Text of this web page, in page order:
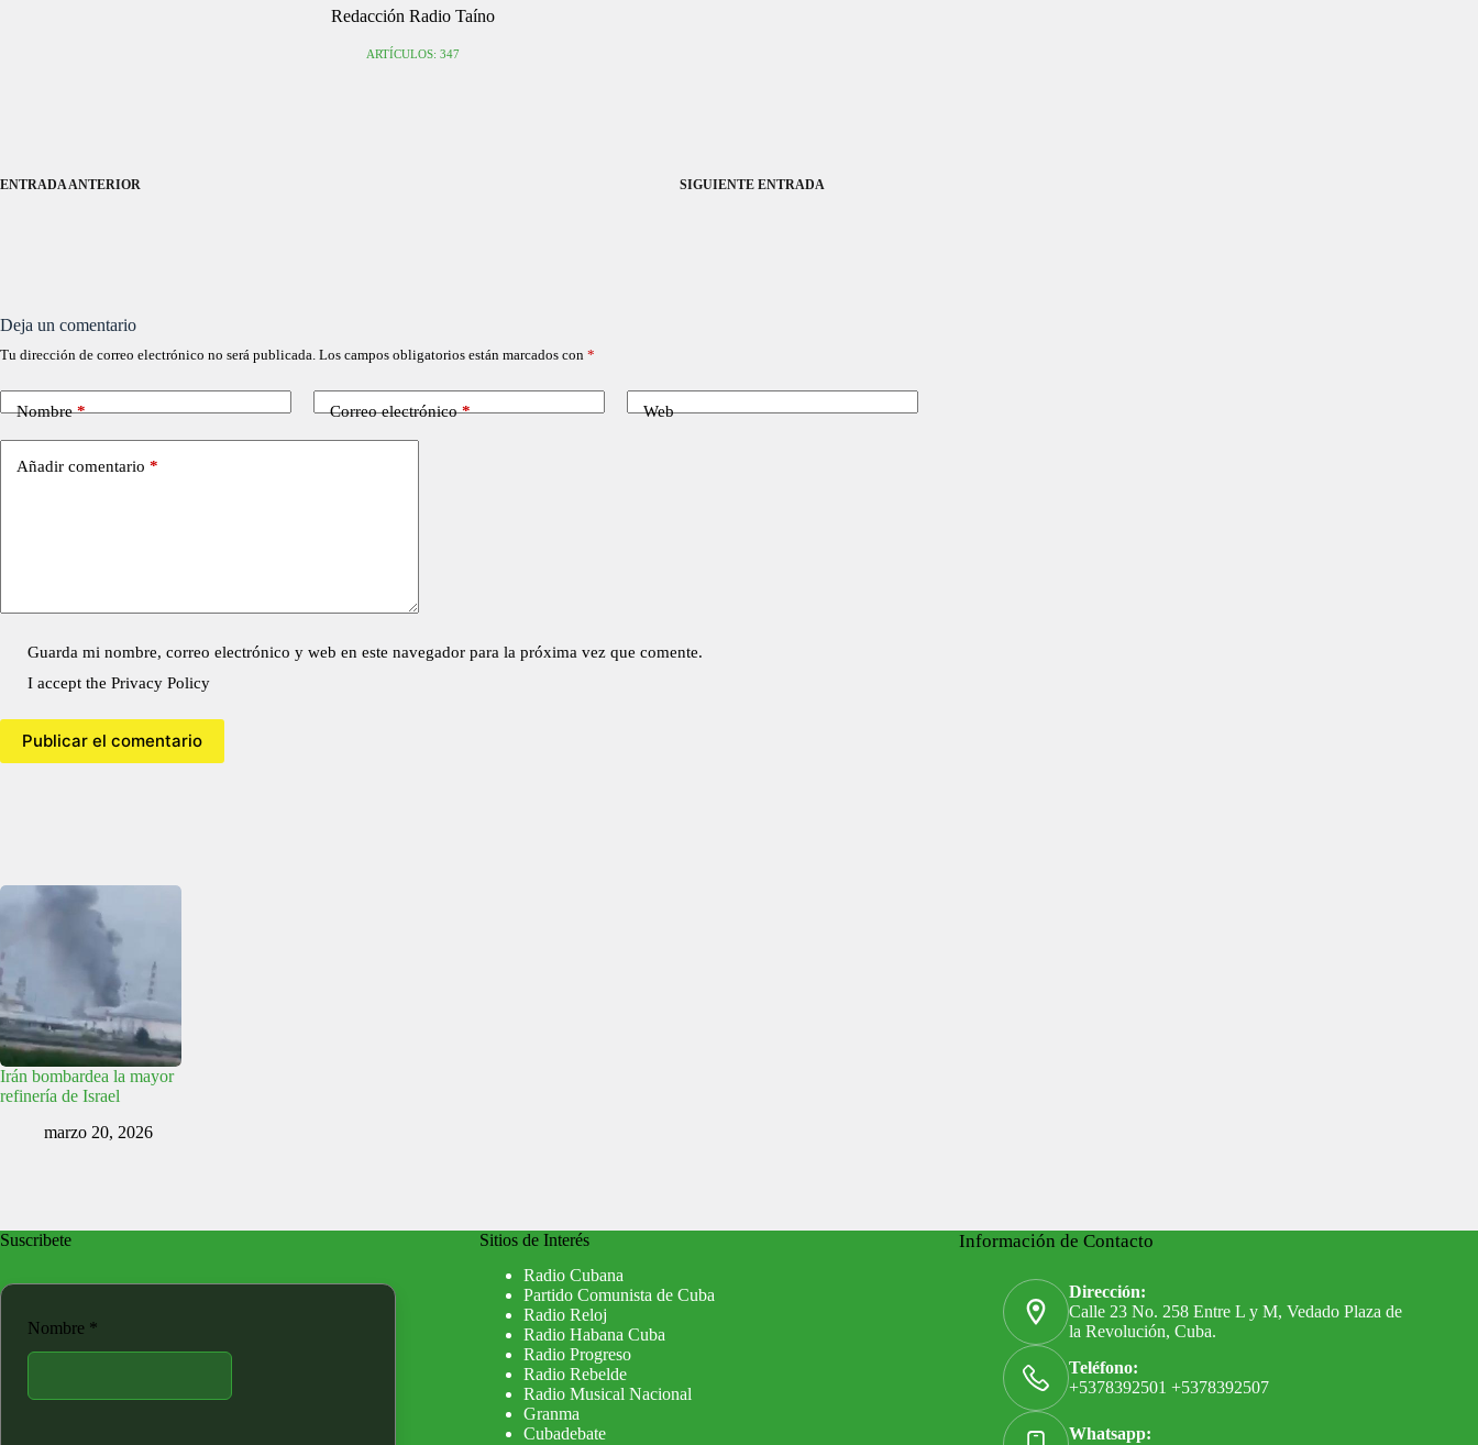
Redacción Radio Taíno
ARTÍCULOS: 347
ENTRADA ANTERIOR SIGUIENTE ENTRADA
Deja un comentario
Tu dirección de correo electrónico no será publicada. Los campos obligatorios están marcados con *
Nombre* Correo electrónico* Web
Añadir comentario *
Guarda mi nombre, correo electrónico y web en este navegador para la próxima vez que comente.
I accept thePrivacy Policy
Publicar el comentario
Irán bombardea la mayor
refinería de Israel
marzo 20, 2026
Suscribete
Nombre *
Sitios de Interés
Radio Cubana
Partido Comunista de Cuba
Radio Reloj
Radio Habana Cuba
Radio Progreso
Radio Rebelde
Radio Musical Nacional
Granma
Cubadebate
Información de Contacto
Dirección:
Calle 23 No. 258 Entre L y M, Vedado Plaza de
la Revolución, Cuba.
Teléfono:
+5378392501 +5378392507
Whatsapp: